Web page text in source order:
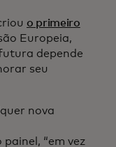
o primeiro
Europeia,
depende
seu
nova
“em vez